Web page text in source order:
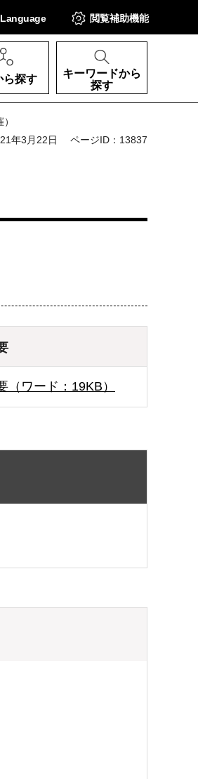
Language 閲覧補助機能
ら探す
キーワードから
探す
年3月22日 ページID：13837
（ワード：19KB）